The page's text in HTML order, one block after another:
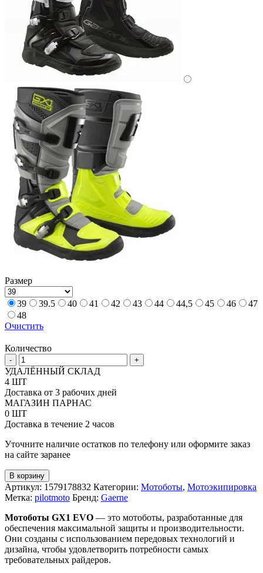
Размер
39 39.5 40 41 42 43 44 44,5 45 46
47
48
Очистить
Количество
-
Количество
товара
Кроссовые
мотоботы
Gaerne
GX1
Evo
+
УДАЛЁННЫЙ СКЛАД
4 ШТ
Доставка от 3 рабочих дней
МАГАЗИН ПАРНАС
0 ШТ
Доставка в течение 2 часов
Уточните наличие остатков по телефону или оформите заказ
на сайте заранее
В корзину
Артикул: 1579178832 Категории: Мотоботы, Мотоэкипировка
Метка: pilotmoto Бренд: Gaerne
Мотоботы GX1 EVO — это мотоботы, разработанные для
обеспечения максимальной защиты и производительности.
Они созданы с использованием передовых технологий и
дизайна, чтобы удовлетворить потребности самых
требовательных райдеров.